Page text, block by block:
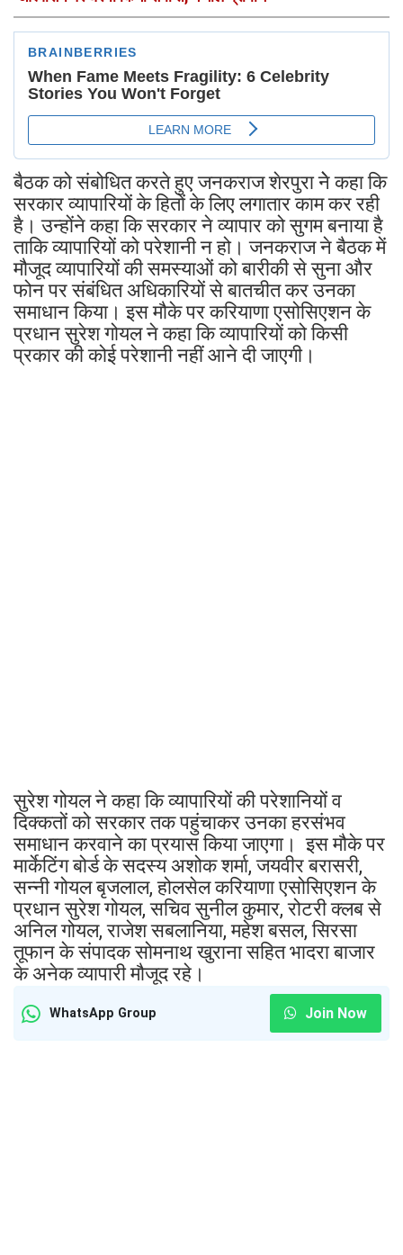
बैठक को संबोधित करते हुए जनकराज शेरपुरा नेे कहा कि
सरकार व्यापारियों के हितों के लिए लगातार काम कर रही
है। उन्होंने कहा कि सरकार ने व्यापार को सुगम बनाया है
ताकि व्यापारियों को परेशानी न हो। जनकराज ने बैठक में
मौजूद व्यापारियों की समस्याओं को बारीकी से सुना और
फोन पर संबंधित अधिकारियों से बातचीत कर उनका
समाधान किया। इस मौके पर करियाणा एसोसिएशन के
प्रधान सुरेश गोयल ने कहा कि व्यापारियों को किसी
प्रकार की कोई परेशानी नहीं आने दी जाएगी।
सुरेश गोयल ने कहा कि व्यापारियों की परेशानियों व
दिक्कतों को सरकार तक पहुंचाकर उनका हरसंभव
समाधान करवाने का प्रयास किया जाएगा। इस मौके पर
मार्केटिंग बोर्ड के सदस्य अशोक शर्मा, जयवीर बरासरी,
सन्नी गोयल बृजलाल, होलसेल करियाणा एसोसिएशन के
प्रधान सुरेश गोयल, सचिव सुनील कुमार, रोटरी क्लब से
अनिल गोयल, राजेश सबलानिया, महेश बसल, सिरसा
तूफान के संपादक सोमनाथ खुराना सहित भादरा बाजार
के अनेक व्यापारी मौजूद रहे।
WhatsApp Group Join Now